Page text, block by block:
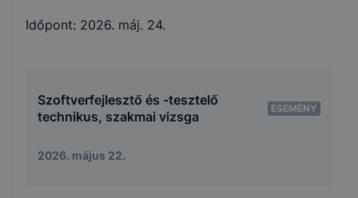
Időpont: 2026. máj. 24.
Szoftverfejlesztő és -tesztelő
technikus, szakmai vizsga
ESEMÉNY
2026. május 22.